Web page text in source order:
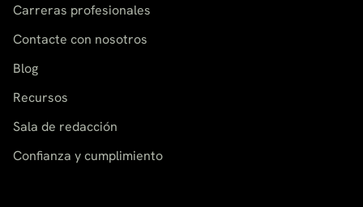
Carreras profesionales
Contacte con nosotros
Blog
Recursos
Sala de redacción
Confianza y cumplimiento